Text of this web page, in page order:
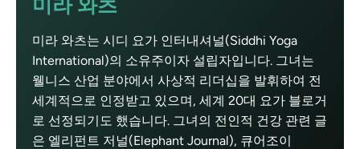
미라 와츠는 시디 요가 인터내셔널(Siddhi Yoga
International)의 소유주이자 설립자입니다. 그녀는
웰니스 산업 분야에서 사상적 리더십을 발휘하여 전
세계적으로 인정받고 있으며, 세계 20대 요가 블로거
로 선정되기도 했습니다. 그녀의 전인적 건강 관련 글
은 엘리펀트 저널(Elephant Journal), 큐어조이